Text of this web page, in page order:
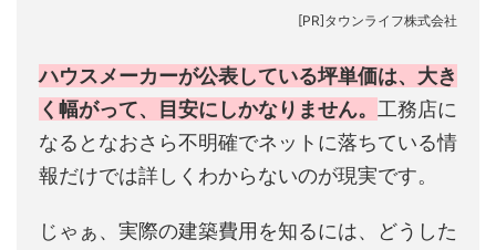
[PR]タウンライフ株式会社
ハウスメーカーが公表している坪単価は、大き
く幅がって、目安にしかなりません。 工務店に
なるとなおさら不明確でネットに落ちている情
報だけでは詳しくわからないのが現実です。
じゃぁ、実際の建築費用を知るには、どうした